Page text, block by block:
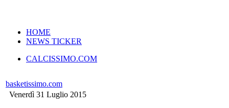
HOME
NEWS TICKER
CALCISSIMO.COM
basketissimo.com
Venerdì 31 Luglio 2015